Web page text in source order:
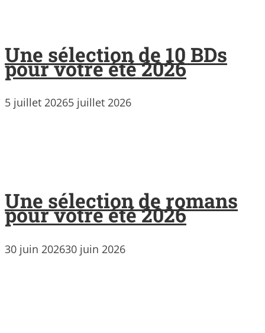
Une sélection de 10 BDs
pour votre été 2026
5 juillet 20265 juillet 2026
Une sélection de romans
pour votre été 2026
30 juin 202630 juin 2026